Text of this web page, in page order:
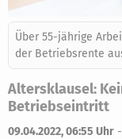
Über 55-jährige
der Betriebsrente
Altersklausel:
Betriebseintritt
09.04.2022, 06:55 Uhr -